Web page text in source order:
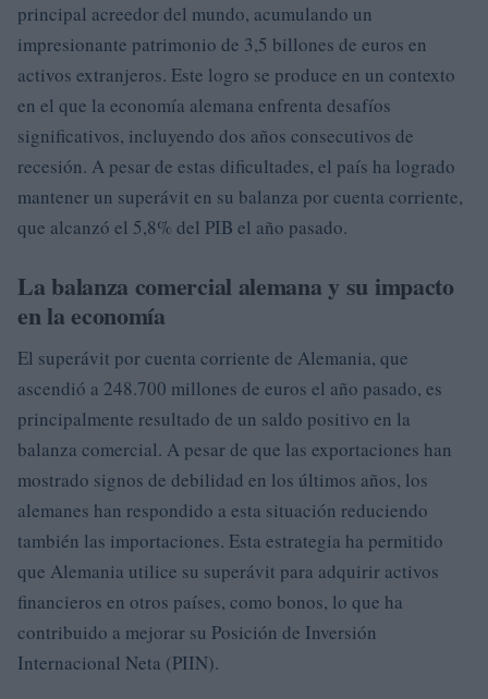
principal acreedor del mundo, acumulando un
impresionante patrimonio de 3,5 billones de euros en
activos extranjeros. Este logro se produce en un contexto
en el que la economía alemana enfrenta desafíos
significativos, incluyendo dos años consecutivos de
recesión. A pesar de estas dificultades, el país ha logrado
mantener un superávit en su balanza por cuenta corriente,
que alcanzó el 5,8% del PIB el año pasado.
La balanza comercial alemana y su impacto
en la economía
El superávit por cuenta corriente de Alemania, que
ascendió a 248.700 millones de euros el año pasado, es
principalmente resultado de un saldo positivo en la
balanza comercial. A pesar de que las exportaciones han
mostrado signos de debilidad en los últimos años, los
alemanes han respondido a esta situación reduciendo
también las importaciones. Esta estrategia ha permitido
que Alemania utilice su superávit para adquirir activos
financieros en otros países, como bonos, lo que ha
contribuido a mejorar su Posición de Inversión
Internacional Neta (PIIN).